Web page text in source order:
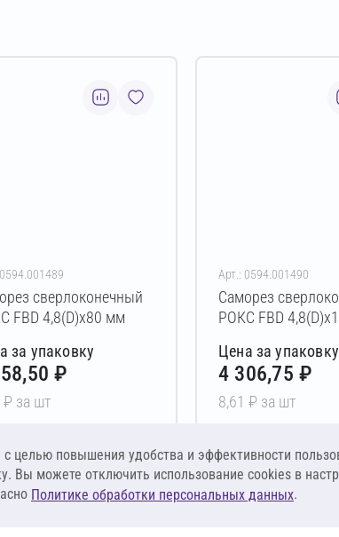
сверлоконечный
FBD 4,8(D)х80 мм
за упаковку
₽
₽ за шт
Арт.: 0594.001490
Саморез
РОКС FBD
Цена за упаковку
4 306,75 ₽
8,61 ₽ за шт
целью повышения удобства и эффективности
Вы можете отключить использование cookies в
Политике обработки персональных данных.